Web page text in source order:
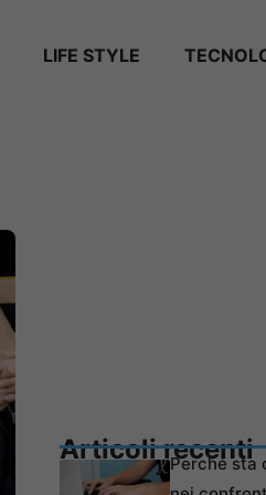
LIFE STYLE
Articoli recenti
Perché sta